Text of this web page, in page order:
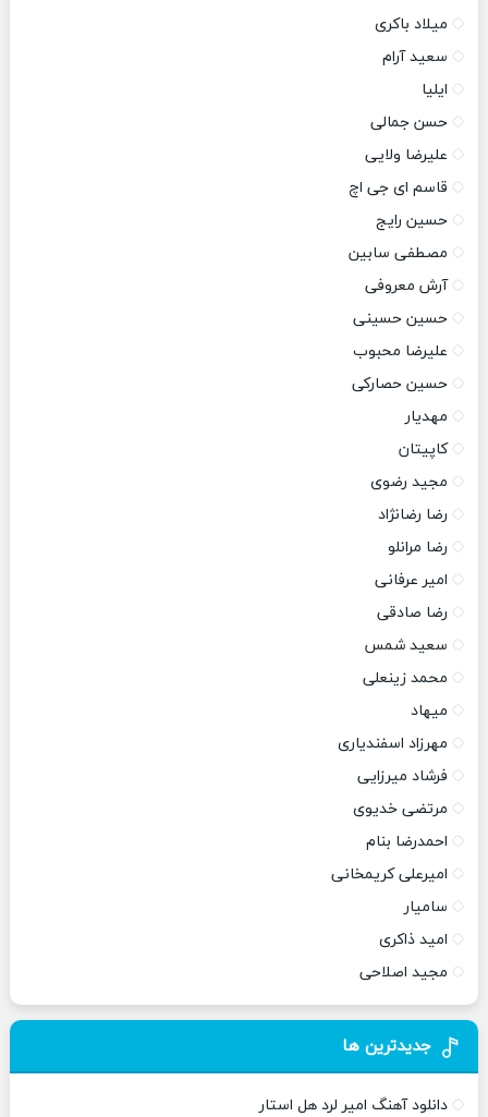
میلاد باکری
سعید آرام
ایلیا
حسن جمالی
علیرضا ولایی
قاسم ای جی اچ
حسین رایج
مصطفی سابین
آرش معروفی
حسین حسینی
علیرضا محبوب
حسین حصارکی
مهدیار
کاپیتان
مجید رضوی
رضا رضانژاد
رضا مرانلو
امیر عرفانی
رضا صادقی
سعید شمس
محمد زینعلی
میهاد
مهرزاد اسفندیاری
فرشاد میرزایی
مرتضی خدیوی
احمدرضا بنام
امیرعلی کریمخانی
سامیار
امید ذاکری
مجید اصلاحی
جدیدترین ها
دانلود آهنگ امیر لرد هل استار